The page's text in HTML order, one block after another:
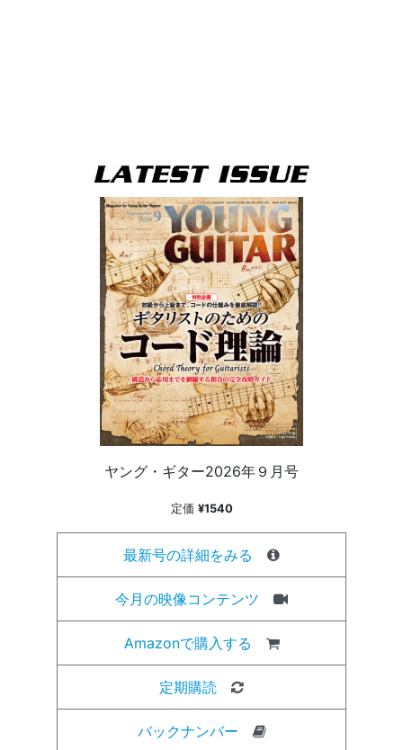
ヤング・ギター2026年９月号
定価 ¥1540
最新号の詳細をみる
今月の映像コンテンツ
Amazonで購入する
定期購読
バックナンバー